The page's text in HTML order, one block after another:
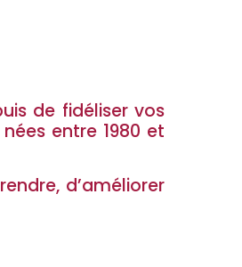
de fidéliser vos
entre 1980 et
d’améliorer